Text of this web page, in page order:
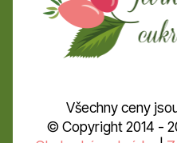
Všechny ceny
© Copyright 2014 -